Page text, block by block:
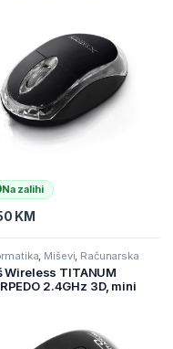
Na zalihi
KM
Miševi Računarska
Wireless TITANUM
2.4GHz 3D, mini